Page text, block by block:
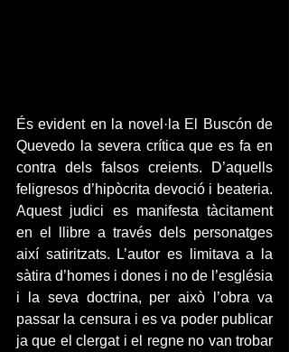
És evident en la novel·la El Buscón de
Quevedo la severa crítica que es fa en
contra dels falsos creients. D’aquells
feligresos d’hipòcrita devoció i beateria.
Aquest judici es manifesta tàcitament
en el llibre a través dels personatges
així satiritzats. L’autor es limitava a la
sàtira d’homes i dones i no de l’església
i la seva doctrina, per això l’obra va
passar la censura i es va poder publicar
ja que el clergat i el regne no van trobar